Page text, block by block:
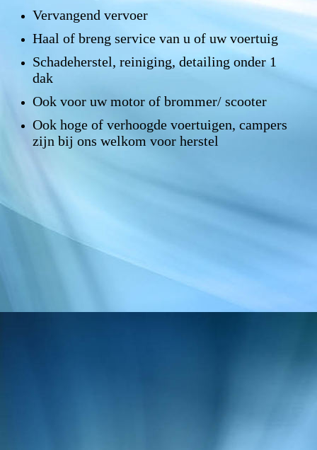
Vervangend vervoer
Haal of breng service van u of uw voertuig
Schadeherstel, reiniging, detailing onder 1
dak
Ook voor uw motor of brommer/ scooter
Ook hoge of verhoogde voertuigen, campers
zijn bij ons welkom voor herstel